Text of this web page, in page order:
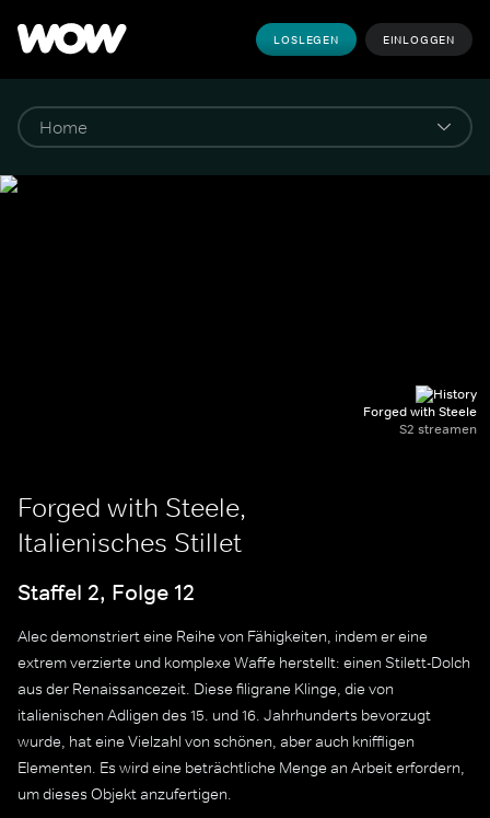
LOSLEGEN EINLOGGEN
Forged with Steele
S2 streamen
Forged with Steele,
Italienisches Stillet
Staffel 2, Folge 12
Alec demonstriert eine Reihe von Fähigkeiten, indem er eine
extrem verzierte und komplexe Waffe herstellt: einen Stilett-Dolch
aus der Renaissancezeit. Diese filigrane Klinge, die von
italienischen Adligen des 15. und 16. Jahrhunderts bevorzugt
wurde, hat eine Vielzahl von schönen, aber auch kniffligen
Elementen. Es wird eine beträchtliche Menge an Arbeit erfordern,
um dieses Objekt anzufertigen.